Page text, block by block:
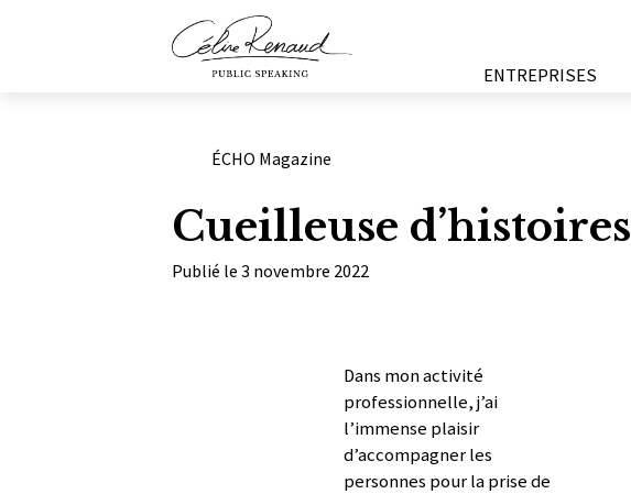
ENTREPRISES
Catégories
ÉCHO Magazine
Cueilleuse d’histoires
Publié le 3 novembre 2022
Dans mon activité
professionnelle, j’ai
l’immense plaisir
d’accompagner les
personnes pour la prise de